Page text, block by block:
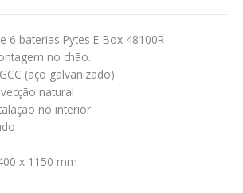
6 baterias Pytes E-Box 48100R
no chão.
(aço galvanizado)
natural
no interior
x 1150 mm